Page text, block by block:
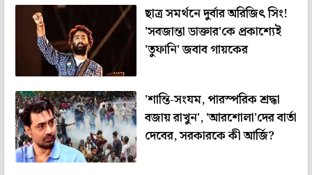
ছাত্র সমর্থনে দুর্বার অরিজিৎ সিং!
'সবজান্তা ডাক্তার'কে প্রকাশ্যেই
'তুফানি' জবাব গায়কের
'শান্তি-সংযম, পারস্পরিক শ্রদ্ধা
বজায় রাখুন', 'আরশোলা'দের বার্তা
দেবের, সরকারকে কী আর্জি?